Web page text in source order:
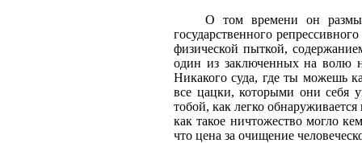
О том времени он
государственного
физической пыткой,
один из заключенных на волю
Никакого суда, где ты можешь
все цацки, которыми они себя
тобой, как легко
как такое ничтожество могло
что цена за очищение